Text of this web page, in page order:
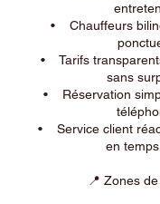
• Chauffeurs
• Tarifs
sans
• Réservation
• Service client
en
📍 Zones